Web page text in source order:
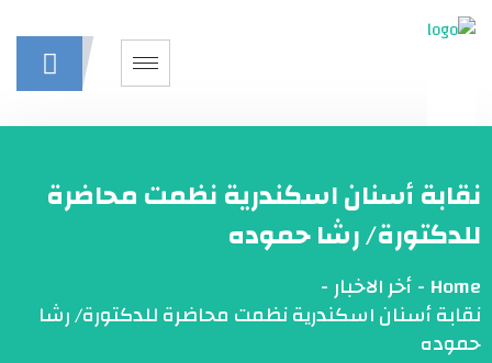
نقابة أسنان اسكندرية نظمت محاضرة
للدكتورة/ رشا حموده
Home
-أخر الاخبار-
نقابة أسنان اسكندرية نظمت محاضرة للدكتورة/ رشا
حموده